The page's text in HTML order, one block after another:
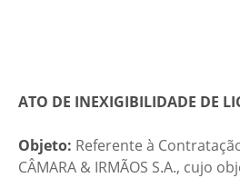
ATO DE INEXIGIBILIDADE DE
Objeto: Referente à
CÂMARA & IRMÃOS S.A., cujo